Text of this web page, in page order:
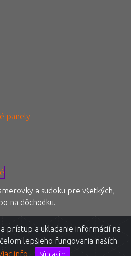
panely
a sudoku pre všetkých,
na dôchodku.
s.r.o. All rights reserved
prístup a ukladanie informácií na
lepšieho fungovania naších
info Súhlasím